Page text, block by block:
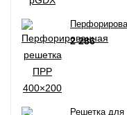
2 286
Решетка